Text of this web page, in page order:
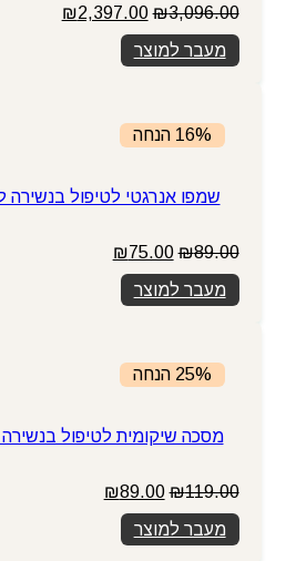
₪3,096.00
המחיר
המקורי
היה:
₪3,096.00.
₪2,397.00
מעבר למוצר
16% הנחה
שמפו אנרגטי לטיפול בנשירה
₪89.00
המחיר
המקורי
היה:
₪89.00.
₪75.00
מעבר למוצר
25% הנחה
מסכה שיקומית לטיפול
₪119.00
המחיר
המקורי
היה:
₪119.00.
₪89.00
מעבר למוצר